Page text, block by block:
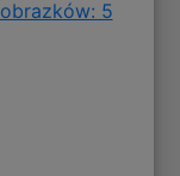
obrazków: 5